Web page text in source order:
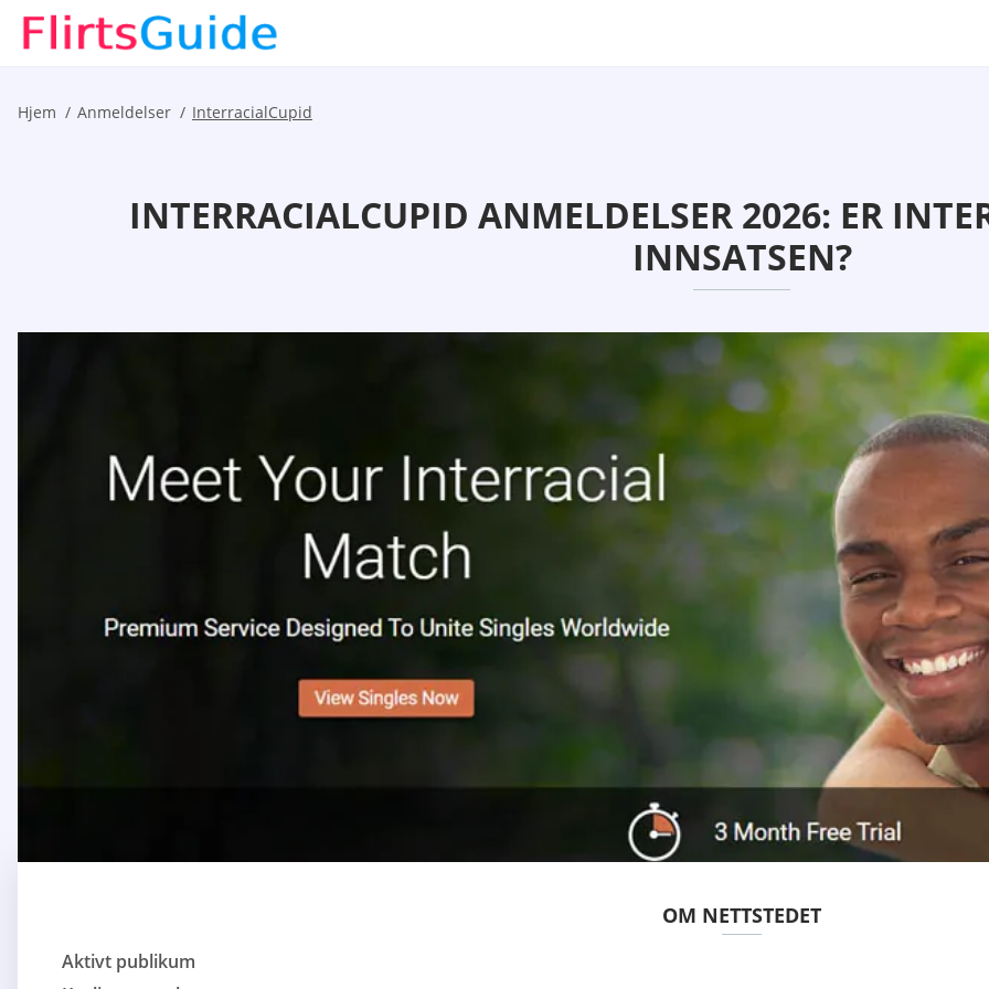
Hjem Anmeldelser InterracialCupid
INTERRACIALCUPID ANMELDELSER 2026: ER
INNSATSEN?
OM NETTSTEDET
Aktivt publikum